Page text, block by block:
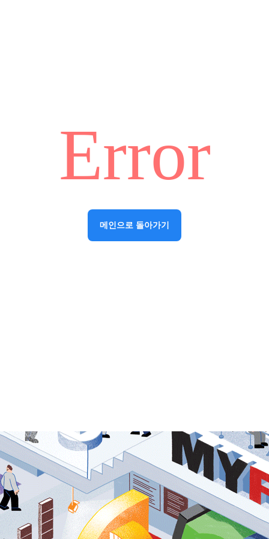
Error
메인으로 돌아가기